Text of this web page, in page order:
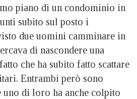
piano di un condominio in
subito sul posto i
due uomini camminare in
di nascondere una
che ha subito fatto scattare
Entrambi però sono
uno di loro ha anche colpito